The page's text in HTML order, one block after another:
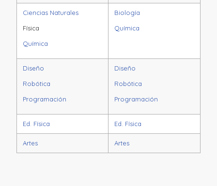
Ciencias Naturales
Física
Química
Biología
Química
Diseño
Robótica
Programación
Diseño
Robótica
Programación
Ed. Física Ed. Física
Artes Artes